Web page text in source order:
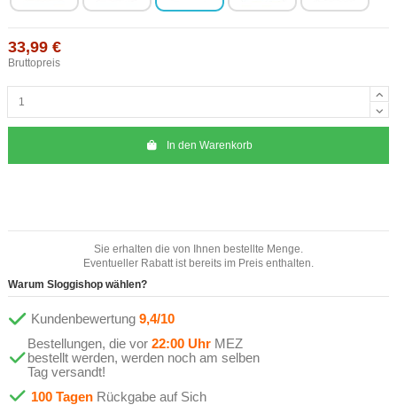
33,99 €
Bruttopreis
In den Warenkorb
Sie erhalten die von Ihnen bestellte Menge.
Eventueller Rabatt ist bereits im Preis enthalten.
Warum Sloggishop wählen?
Kundenbewertung 9,4/10
Bestellungen, die vor 22:00 Uhr MEZ
bestellt werden, werden noch am selben
Tag versandt!
100 Tagen Rückgabe auf Sich